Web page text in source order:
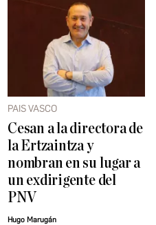
PAIS VASCO
Cesan a la directora de
la Ertzaintza y
nombran en su lugar a
un exdirigente del
PNV
Hugo Marugán